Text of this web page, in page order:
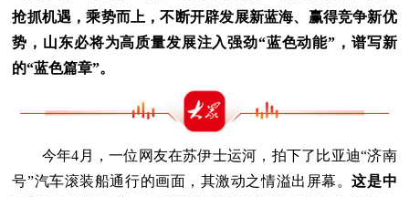
抢抓机遇，乘势而上，不断开辟发展新蓝海、赢得竞争新优
势，山东必将为高质量发展注入强劲“蓝色动能”，谱写新
的“蓝色篇章”。
今年4月，一位网友在苏伊士运河，拍下了比亚迪“济南
号”汽车滚装船通行的画面，其激动之情溢出屏幕。这是中